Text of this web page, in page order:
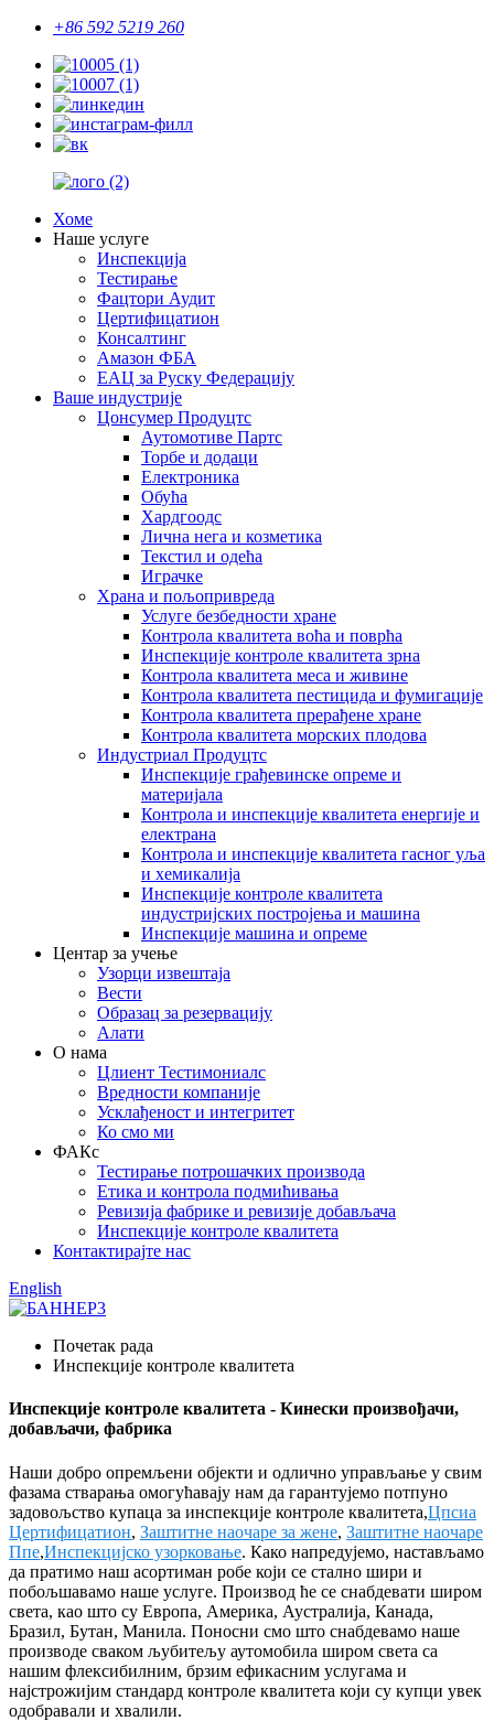
+86 592 5219 260
Хоме
Наше услуге
Инспекција
Тестирање
Фацтори Аудит
Цертифицатион
Консалтинг
Амазон ФБА
ЕАЦ за Руску Федерацију
Ваше индустрије
Цонсумер Продуцтс
Аутомотиве Партс
Торбе и додаци
Електроника
Обућа
Хардгоодс
Лична нега и козметика
Текстил и одећа
Играчке
Храна и пољопривреда
Услуге безбедности хране
Контрола квалитета воћа и поврћа
Инспекције контроле квалитета зрна
Контрола квалитета меса и живине
Контрола квалитета пестицида и фумигације
Контрола квалитета прерађене хране
Контрола квалитета морских плодова
Индустриал Продуцтс
Инспекције грађевинске опреме и
материјала
Контрола и инспекције квалитета енергије и
електрана
Контрола и инспекције квалитета гасног уља
и хемикалија
Инспекције контроле квалитета
индустријских постројења и машина
Инспекције машина и опреме
Центар за учење
Узорци извештаја
Вести
Образац за резервацију
Алати
О нама
Цлиент Тестимониалс
Вредности компаније
Усклађеност и интегритет
Ко смо ми
ФАКс
Тестирање потрошачких производа
Етика и контрола подмићивања
Ревизија фабрике и ревизије добављача
Инспекције контроле квалитета
Контактирајте нас
English
Почетак рада
Инспекције контроле квалитета
Инспекције контроле квалитета - Кинески произвођачи,
добављачи, фабрика
Наши добро опремљени објекти и одлично управљање у свим
фазама стварања омогућавају нам да гарантујемо потпуно
задовољство купаца за инспекције контроле квалитета,Цпсиа
Цертифицатион, Заштитне наочаре за жене, Заштитне наочаре
Ппе,Инспекцијско узорковање. Како напредујемо, настављамо
да пратимо наш асортиман робе који се стално шири и
побољшавамо наше услуге. Производ ће се снабдевати широм
света, као што су Европа, Америка, Аустралија, Канада,
Бразил, Бутан, Манила. Поносни смо што снабдевамо наше
производе сваком љубитељу аутомобила широм света са
нашим флексибилним, брзим ефикасним услугама и
најстрожијим стандард контроле квалитета који су купци увек
одобравали и хвалили.